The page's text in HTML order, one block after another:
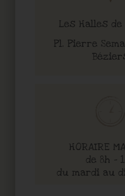
Les Halles
Pl. Pierre
HORAIRE
de 8h -
du mardi au